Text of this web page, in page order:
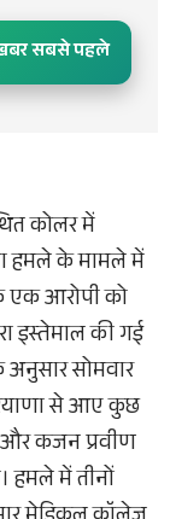
सबसे पहले
कोलर में
हमले के मामले में
एक आरोपी को
इस्तेमाल की गई
अनुसार सोमवार
से आए कुछ
और कजन प्रवीण
हमले में तीनों